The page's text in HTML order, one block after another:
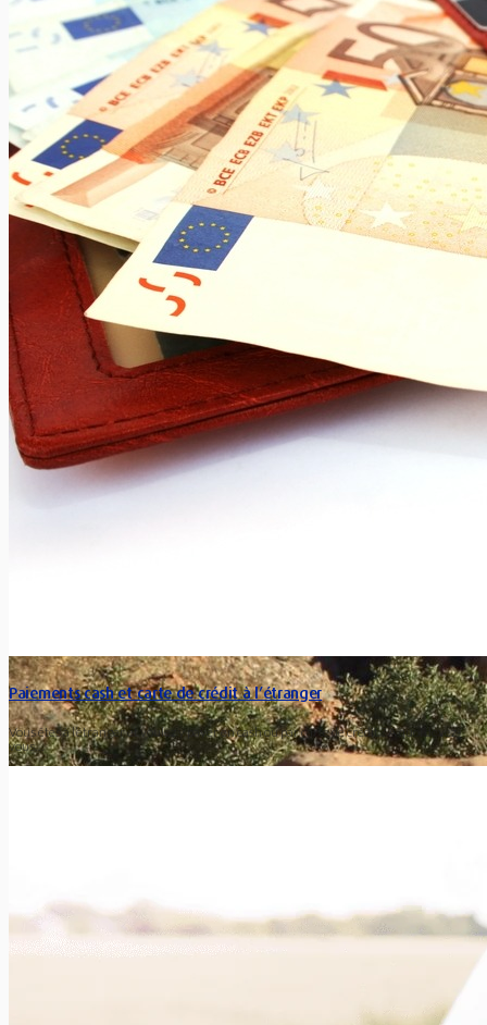
Paiements cash et carte de crédit à l’étranger
Vous êtes à l’étranger et voulez y payer en cash ou par carte de crédit ? A quoi devez-
vous…